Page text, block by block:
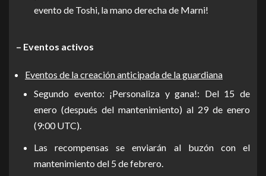
evento de Toshi, la mano derecha de Marni!
– Eventos activos
Eventos de la creación anticipada de la guardiana
Segundo evento: ¡Personaliza y gana!: Del 15 de
enero (después del mantenimiento) al 29 de enero
(9:00 UTC).
Las recompensas se enviarán al buzón con el
mantenimiento del 5 de febrero.